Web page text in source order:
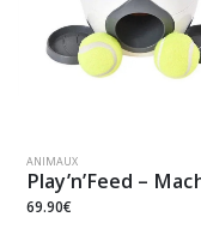
ANIMAUX
69.90€